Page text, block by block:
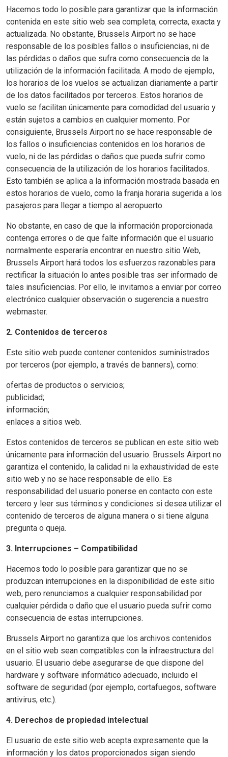
Hacemos todo lo posible para garantizar que la información
contenida en este sitio web sea completa, correcta, exacta y
actualizada. No obstante, Brussels Airport no se hace
responsable de los posibles fallos o insuficiencias, ni de
las pérdidas o daños que sufra como consecuencia de la
utilización de la información facilitada. A modo de ejemplo,
los horarios de los vuelos se actualizan diariamente a partir
de los datos facilitados por terceros. Estos horarios de
vuelo se facilitan únicamente para comodidad del usuario y
están sujetos a cambios en cualquier momento. Por
consiguiente, Brussels Airport no se hace responsable de
los fallos o insuficiencias contenidos en los horarios de
vuelo, ni de las pérdidas o daños que pueda sufrir como
consecuencia de la utilización de los horarios facilitados.
Esto también se aplica a la información mostrada basada en
estos horarios de vuelo, como la franja horaria sugerida a los
pasajeros para llegar a tiempo al aeropuerto.
No obstante, en caso de que la información proporcionada
contenga errores o de que falte información que el usuario
normalmente esperaría encontrar en nuestro sitio Web,
Brussels Airport hará todos los esfuerzos razonables para
rectificar la situación lo antes posible tras ser informado de
tales insuficiencias. Por ello, le invitamos a enviar por correo
electrónico cualquier observación o sugerencia a nuestro
webmaster.
2. Contenidos de terceros
Este sitio web puede contener contenidos suministrados
por terceros (por ejemplo, a través de banners), como:
ofertas de productos o servicios;
publicidad;
información;
enlaces a sitios web.
Estos contenidos de terceros se publican en este sitio web
únicamente para información del usuario. Brussels Airport no
garantiza el contenido, la calidad ni la exhaustividad de este
sitio web y no se hace responsable de ello. Es
responsabilidad del usuario ponerse en contacto con este
tercero y leer sus términos y condiciones si desea utilizar el
contenido de terceros de alguna manera o si tiene alguna
pregunta o queja.
3. Interrupciones – Compatibilidad
Hacemos todo lo posible para garantizar que no se
produzcan interrupciones en la disponibilidad de este sitio
web, pero renunciamos a cualquier responsabilidad por
cualquier pérdida o daño que el usuario pueda sufrir como
consecuencia de estas interrupciones.
Brussels Airport no garantiza que los archivos contenidos
en el sitio web sean compatibles con la infraestructura del
usuario. El usuario debe asegurarse de que dispone del
hardware y software informático adecuado, incluido el
software de seguridad (por ejemplo, cortafuegos, software
antivirus, etc.).
4. Derechos de propiedad intelectual
El usuario de este sitio web acepta expresamente que la
información y los datos proporcionados sigan siendo